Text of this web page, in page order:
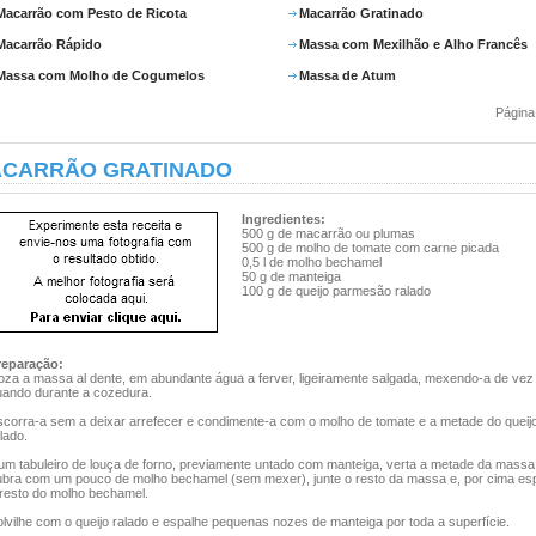
com Pesto de Ricota Macarrão Gratinado
Rápido Massa com Mexilhão e Alho Francês
com Molho de Cogumelos Massa de Atum
GRATINADO
Ingredientes:
500 g de macarrão ou plumas
500 g de molho de tomate com carne picada
0,5 l de molho bechamel
50 g de manteiga
100 g de queijo parmesão ralado
a massa al dente, em abundante água a ferver, ligeiramente salgada, mexendo-a de vez
durante a cozedura.
a sem a deixar arrefecer e condimente-a com o molho de tomate e a metade do
tabuleiro de louça de forno, previamente untado com manteiga, verta a metade da massa,
com um pouco de molho bechamel (sem mexer), junte o resto da massa e, por cima
do molho bechamel.
com o queijo ralado e espalhe pequenas nozes de manteiga por toda a superfície.